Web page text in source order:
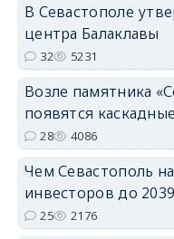
В Севастополе
центра Балаклавы
32 5231
Возле памятника
появятся
28 4086
Чем Севастополь
инвесторов до
25 2176